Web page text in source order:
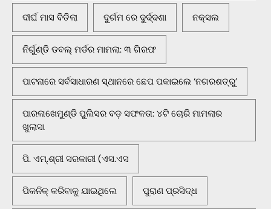
ଦୀର୍ଘ ମାସ ବିତିଲା ଦୁର୍ଗମ ରେ ଦୁର୍ଦ୍ଦଶା ନକ୍ସଲ
ନିର୍ଗୁଣ୍ଡି ଡବଲ୍ ମର୍ଡର ମାମଲା: ୩ ଗିରଫ
ପାଟନାରେ ସର୍ବସାଧାରଣ ସ୍ଥାନରେ ଛେପ ପକାଇଲେ ‘ନଗରଶତ୍ରୁ’
ପାରଳାଖେମୁଣ୍ଡି ପୁଲିସର ବଡ଼ ସଫଳତା: ୪ଟି ଚୋରି ମାମଲାର
ଖୁଲାସା
ପି. ଏମ୍.ଶ୍ରୀ ସରକାରୀ (ଏସ.ଏସ
ପିକନିକ୍‌ କରିବାକୁ ଯାଇଥିଲେ ପୁରାଣ ପ୍ରସିଦ୍ଧ